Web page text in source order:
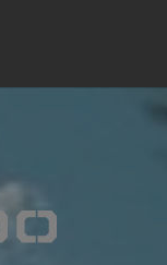
for "O nas"